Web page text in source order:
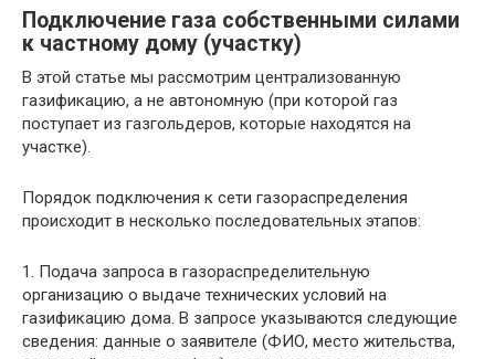
Подключение газа собственными силами
к частному дому (участку)
В этой статье мы рассмотрим централизованную
газификацию, а не автономную (при которой газ
поступает из газгольдеров, которые находятся на
участке).
Порядок подключения к сети газораспределения
происходит в несколько последовательных этапов:
1. Подача запроса в газораспределительную
организацию о выдаче технических условий на
газификацию дома. В запросе указываются следующие
сведения: данные о заявителе (ФИО, место жительства,